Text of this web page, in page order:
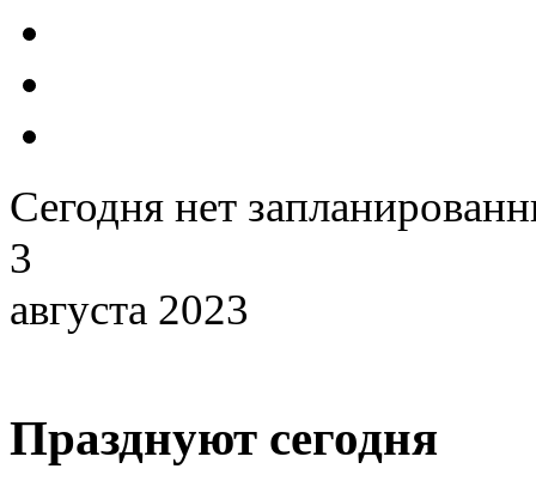
Сегодня нет
3
августа 2023
Празднуют сегодня